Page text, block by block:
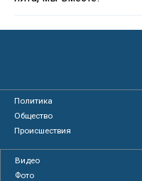
Политика
Общество
Происшествия
Видео
Фото